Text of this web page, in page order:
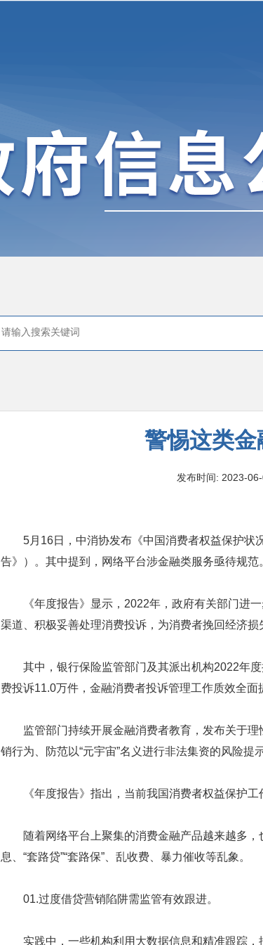
警惕这类
发布时间: 2023-
5月16日，中消协发布《中国消费者权益保护状
告》）。其中提到，网络平台涉金融类服务亟待规范
《年度报告》显示，2022年，政府有关部门进
渠道、积极妥善处理消费投诉，为消费者挽回经济损
其中，银行保险监管部门及其派出机构2022年
费投诉11.0万件，金融消费者投诉管理工作质效全面
监管部门持续开展金融消费者教育，发布关于
销行为、防范以“元宇宙”名义进行非法集资的风险提
《年度报告》指出，当前我国消费者权益保护工
随着网络平台上聚集的消费金融产品越来越多
息、“套路贷”“套路保”、乱收费、暴力催收等乱象。
01.过度借贷营销陷阱需监管有效跟进。
实践中，一些机构利用大数据信息和精准跟踪